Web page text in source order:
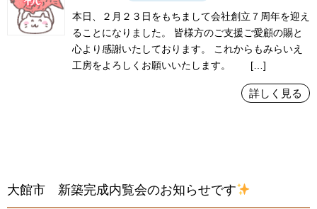
本日、２月２３日をもちまして会社創立７周年を迎え
ることになりました。 皆様方のご支援ご愛顧の賜と
心より感謝いたしております。 これからもみらいえ
工房をよろしくお願いいたします。 […]
詳しく見る
大館市 新築完成内覧会のお知らせです